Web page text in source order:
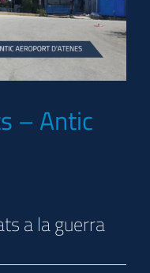
– Antic
a la guerra